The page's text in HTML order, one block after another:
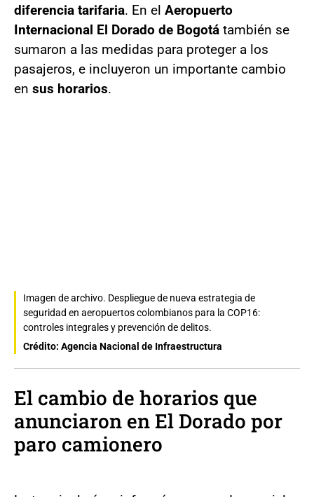
diferencia tarifaria. En el Aeropuerto
Internacional El Dorado de Bogotá también se
sumaron a las medidas para proteger a los
pasajeros, e incluyeron un importante cambio
en sus horarios.
Imagen de archivo. Despliegue de nueva estrategia de
seguridad en aeropuertos colombianos para la COP16:
controles integrales y prevención de delitos.
Crédito: Agencia Nacional de Infraestructura
El cambio de horarios que
anunciaron en El Dorado por
paro camionero